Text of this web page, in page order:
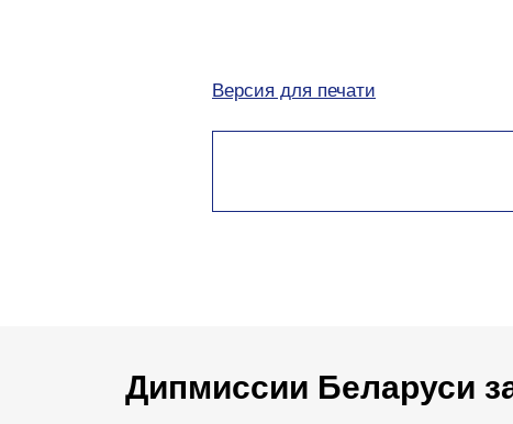
Версия для печати
Дипмиссии Беларуси